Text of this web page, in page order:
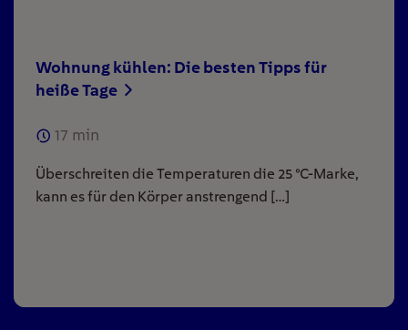
Wohnung kühlen: Die besten Tipps für
heiße Tage
17 min
Überschreiten die Temperaturen die 25 °C-Marke,
kann es für den Körper anstrengend […]